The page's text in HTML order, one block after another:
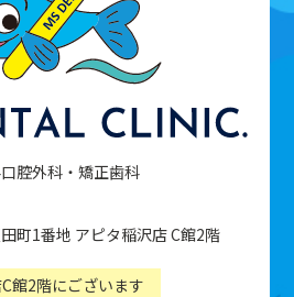
腔外科・矯正歯科
町1番地 アピタ稲沢店 C館2階
館2階にございます